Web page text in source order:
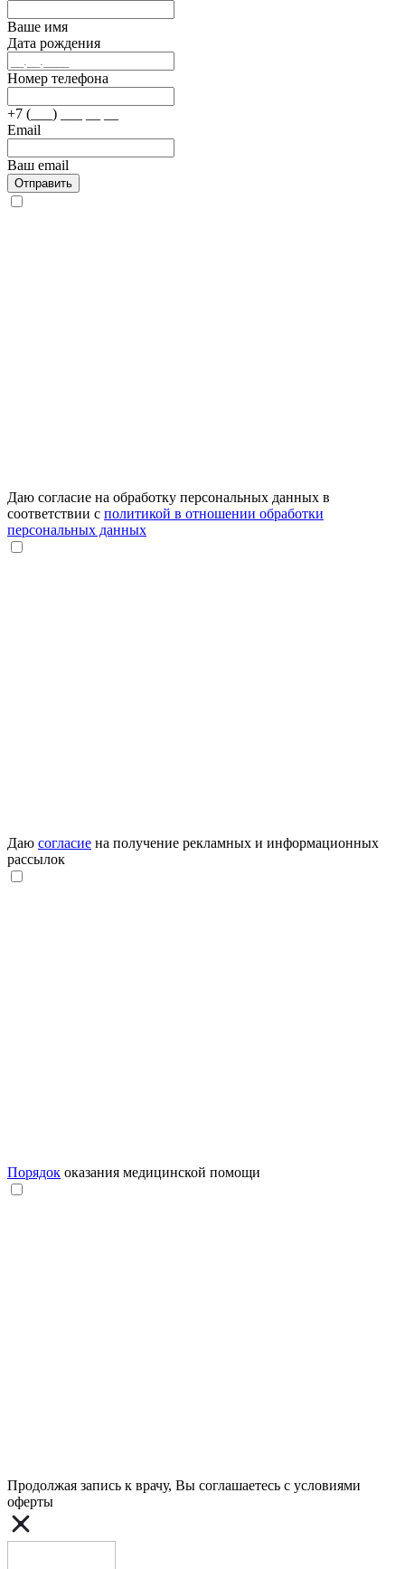
Ваше имя
Дата рождения
Номер телефона
+7 (___) ___ __ __
Email
Ваш email
Отправить
Даю согласие на обработку персональных данных в
соответствии с политикой в отношении обработки
персональных данных
Даю согласие на получение рекламных и информационных
рассылок
Порядок оказания медицинской помощи
Продолжая запись к врачу, Вы соглашаетесь с условиями
оферты